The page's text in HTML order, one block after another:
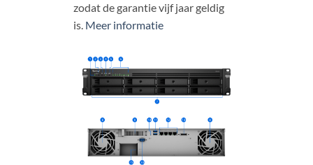
zodat de garantie vijf jaar geldig
is. Meer informatie